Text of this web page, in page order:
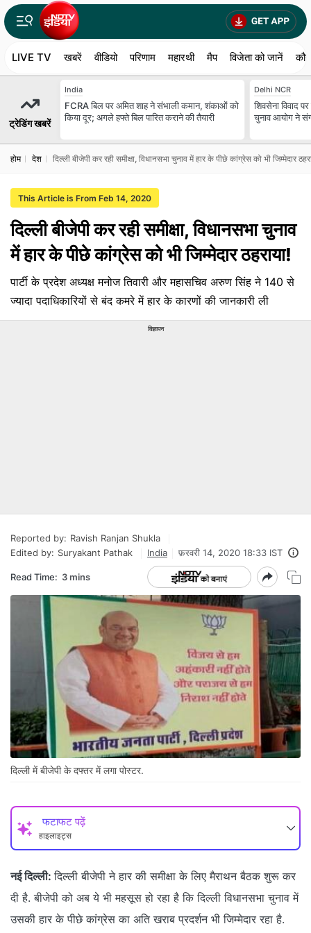
LIVE TV खबरें वीडियो परिणाम महारथी मैप विजेता को जानें
ट्रेडिंग खबरें
India
FCRA बिल पर अमित शाह ने संभाली कमान, शंकाओं को
किया दूर; अगले हफ्ते बिल पारित कराने की तैयारी
Delhi NCR
शिवसेना विवाद
चुनाव आयोग ने
होम देश दिल्ली बीजेपी कर रही समीक्षा, विधानसभा चुनाव में हार के पीछे कांग्रेस को भी जिम्मेदार
This Article is From Feb 14, 2020
दिल्ली बीजेपी कर रही समीक्षा, विधानसभा चुनाव
में हार के पीछे कांग्रेस को भी जिम्मेदार ठहराया!
पार्टी के प्रदेश अध्यक्ष मनोज तिवारी और महासचिव अरुण सिंह ने 140 से
ज्यादा पदाधिकारियों से बंद कमरे में हार के कारणों की जानकारी ली
विज्ञापन
Reported by: Ravish Ranjan Shukla
Edited by: Suryakant Pathak India फ़रवरी 14, 2020 18:33 IST
Read Time: 3 mins
दिल्ली में बीजेपी के दफ्तर में लगा पोस्टर.
फटाफट पढ़ें
हाइलाइट्स
नई दिल्ली: दिल्ली बीजेपी ने हार की समीक्षा के लिए मैराथन बैठक शुरू कर
दी है. बीजेपी को अब ये भी महसूस हो रहा है कि दिल्ली विधानसभा चुनाव में
उसकी हार के पीछे कांग्रेस का अति खराब प्रदर्शन भी जिम्मेदार रहा है.